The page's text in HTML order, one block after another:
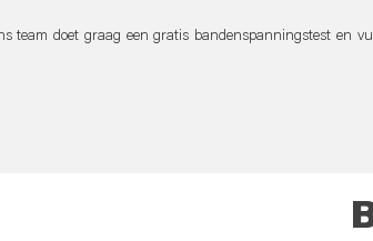
team doet graag een gratis bandenspanningstest en